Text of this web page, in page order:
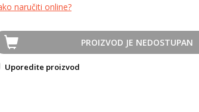
naručiti online?
PROIZVOD JE NEDOSTUPAN
Uporedite proizvod